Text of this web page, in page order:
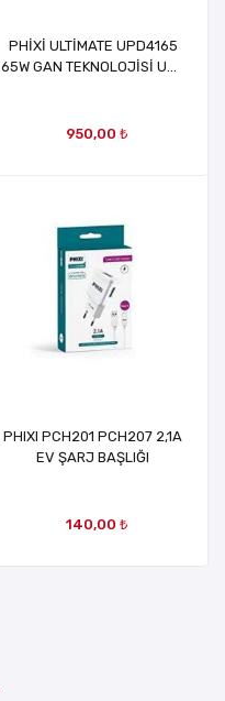
PHİXİ ULTİMATE UPD4165
65W GAN TEKNOLOJİSİ USB
950,00 ₺
PHIXI PCH201 PCH207 2,1A
EV ŞARJ BAŞLIĞI
140,00 ₺